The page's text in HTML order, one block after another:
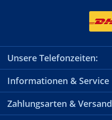
Unsere Telefonzeiten:
Informationen & Service
Zahlungsarten & Versand